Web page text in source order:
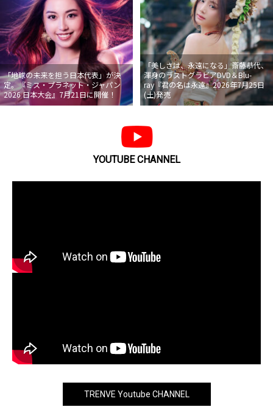
「地球の未来を担う日本代表」が決
定。『ミス・プラネット・ジャパン
2026 日本大会』7月21日に開催！
「美しさは、永遠になる」斎藤恭代、
渾身のラストグラビアDVD＆Blu-
ray『君の名は永遠』2026年7月25日
(土)発売
YOUTUBE CHANNEL
TRENVE Youtube CHANNEL